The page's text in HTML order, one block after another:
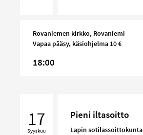
Rovaniemen kirkko, Rovaniemi
Vapaa pääsy, käsiohjelma 10 €
18:00
iltasoitto
17
Syyskuu
Pieni iltasoitto
Lapin sotilassoittokunta